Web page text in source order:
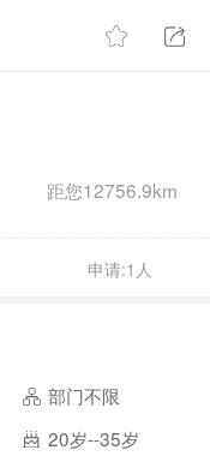
距您12756.9km
申请:1人
部门不限
20岁--35岁